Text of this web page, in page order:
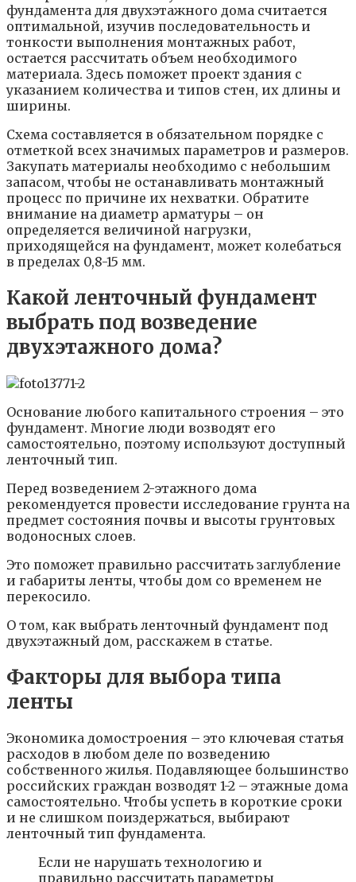
фундамента для двухэтажного дома считается
оптимальной, изучив последовательность и
тонкости выполнения монтажных работ,
остается рассчитать объем необходимого
материала. Здесь поможет проект здания с
указанием количества и типов стен, их длины и
ширины.
Схема составляется в обязательном порядке с
отметкой всех значимых параметров и размеров.
Закупать материалы необходимо с небольшим
запасом, чтобы не останавливать монтажный
процесс по причине их нехватки. Обратите
внимание на диаметр арматуры – он
определяется величиной нагрузки,
приходящейся на фундамент, может колебаться
в пределах 0,8-15 мм.
Какой ленточный фундамент
выбрать под возведение
двухэтажного дома?
Основание любого капитального строения – это
фундамент. Многие люди возводят его
самостоятельно, поэтому используют доступный
ленточный тип.
Перед возведением 2-этажного дома
рекомендуется провести исследование грунта на
предмет состояния почвы и высоты грунтовых
водоносных слоев.
Это поможет правильно рассчитать заглубление
и габариты ленты, чтобы дом со временем не
перекосило.
О том, как выбрать ленточный фундамент под
двухэтажный дом, расскажем в статье.
Факторы для выбора типа
ленты
Экономика домостроения – это ключевая статья
расходов в любом деле по возведению
собственного жилья. Подавляющее большинство
российских граждан возводят 1-2 – этажные дома
самостоятельно. Чтобы успеть в короткие сроки
и не слишком поиздержаться, выбирают
ленточный тип фундамента.
Если не нарушать технологию и
правильно рассчитать параметры